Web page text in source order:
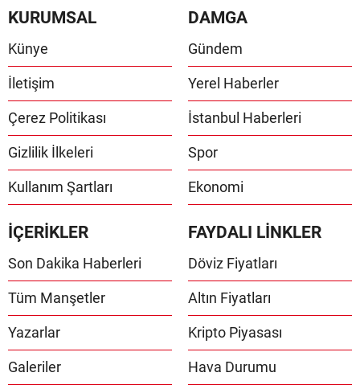
KURUMSAL
Künye
İletişim
Çerez Politikası
Gizlilik İlkeleri
Kullanım Şartları
DAMGA
Gündem
Yerel Haberler
İstanbul Haberleri
Spor
Ekonomi
İÇERİKLER
Son Dakika Haberleri
Tüm Manşetler
Yazarlar
Galeriler
FAYDALI LİNKLER
Döviz Fiyatları
Altın Fiyatları
Kripto Piyasası
Hava Durumu